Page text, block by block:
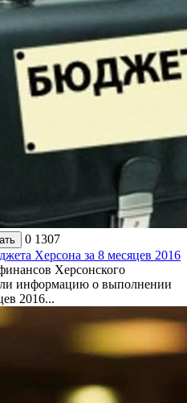
0 1307
Херсона за 8 месяцев 2016
Херсонского
информацию о выполнении
2016...